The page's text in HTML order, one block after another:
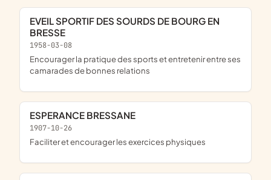
EVEIL SPORTIF DES SOURDS DE BOURG EN
BRESSE
1958-03-08
encourager la pratique des sports et entretenir entre ses
camarades de bonnes relations
ESPERANCE BRESSANE
1907-10-26
faciliter et encourager les exercices physiques